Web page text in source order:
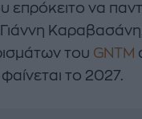
επρόκειτο να
του GNTM
το 2027.